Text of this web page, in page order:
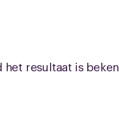
resultaat is